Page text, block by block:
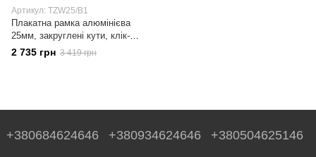
Артикул: TZW25/B1
Плакатна рамка алюмінієва
25мм, закруглені кути, клік-
система
2 735 грн 3 419 грн
+380684624646 +380934624646 +380504625146